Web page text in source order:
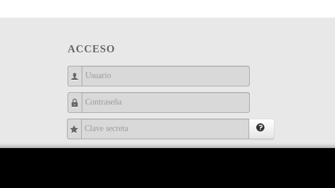
ACCESO
Usuario
Contraseña
Clave secreta